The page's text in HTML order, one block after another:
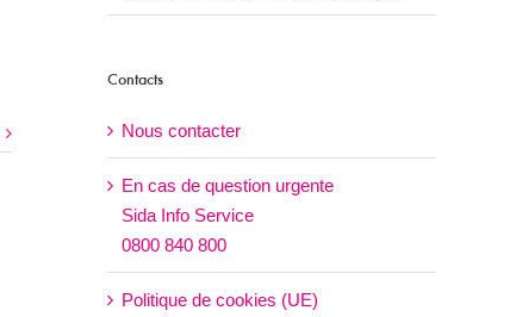
Contacts
Nous contacter
En cas de question urgente
Sida Info Service
0800 840 800
Politique de cookies (UE)